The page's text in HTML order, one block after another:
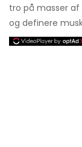
tro på masser
og definere